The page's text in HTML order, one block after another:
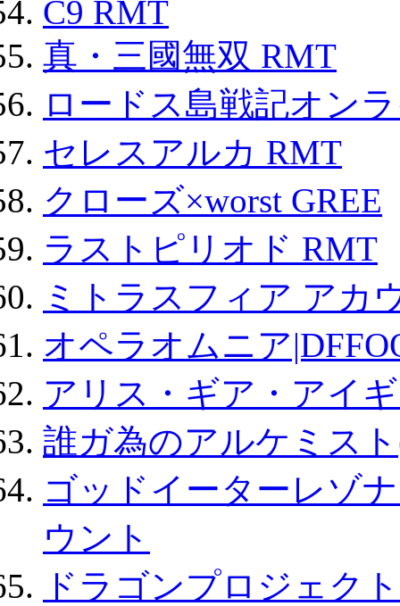
C9 RMT
真・三國無双 RMT
ロードス島戦記オン
セレスアルカ RMT
クローズ×worst GREE
ラストピリオド RMT
ミトラスフィア アカ
オペラオムニア
アリス・ギア・アイ
誰ガ為のアルケミス
ゴッドイーターレゾ
ウント
ドラゴンプロジェク